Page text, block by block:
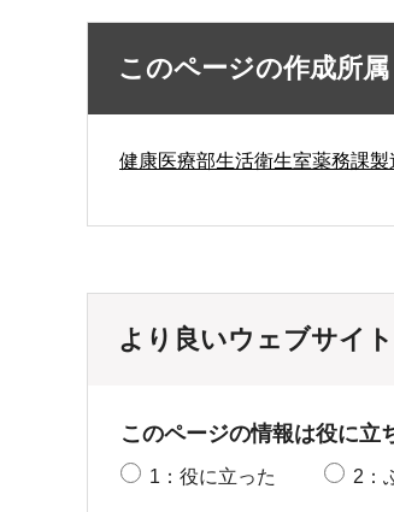
このページの作成所属
健康医療部生活衛生室薬務課
より良いウェブサイ
このページの情報は役に立
1：役に立った 2：